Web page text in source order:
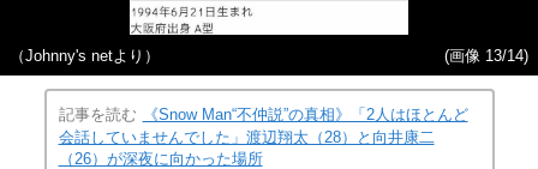
（Johnny's netより） (画像 13/14)
記事を読む
《Snow Man“不仲説”の真相》「2人はほとんど
会話していませんでした」渡辺翔太（28）と向井康二
（26）が深夜に向かった場所